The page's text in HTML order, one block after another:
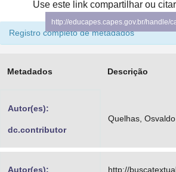
Gabinete de Segurança Institucional
Advocacia-Geral da União
Use este link compartilhar ou
http://educapes.capes.gov.br/handle/
Registro completo de metadados
Metadados Descrição
Autor(es):
dc.contributor
Quelhas,
Autor(es): http://